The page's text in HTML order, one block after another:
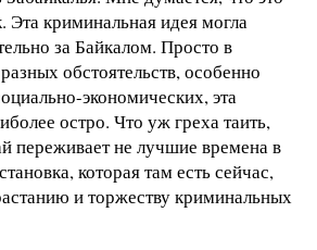
Эта криминальная идея могла
за Байкалом. Просто в
обстоятельств, особенно
экономических, эта
остро. Что уж греха таить,
переживает не лучшие времена в
которая там есть сейчас,
и торжеству криминальных